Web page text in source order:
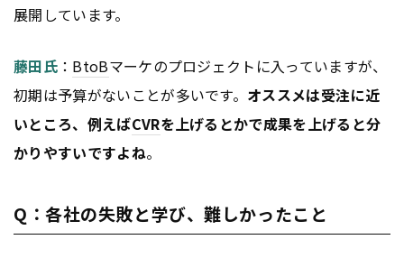
展開しています。
藤田氏： BtoBマーケのプロジェクトに入っていますが、
初期は予算がないことが多いです。 オススメは受注に近
いところ、例えばCVRを上げるとかで成果を上げると分
かりやすいですよね。
Q：各社の失敗と学び、難しかったこと